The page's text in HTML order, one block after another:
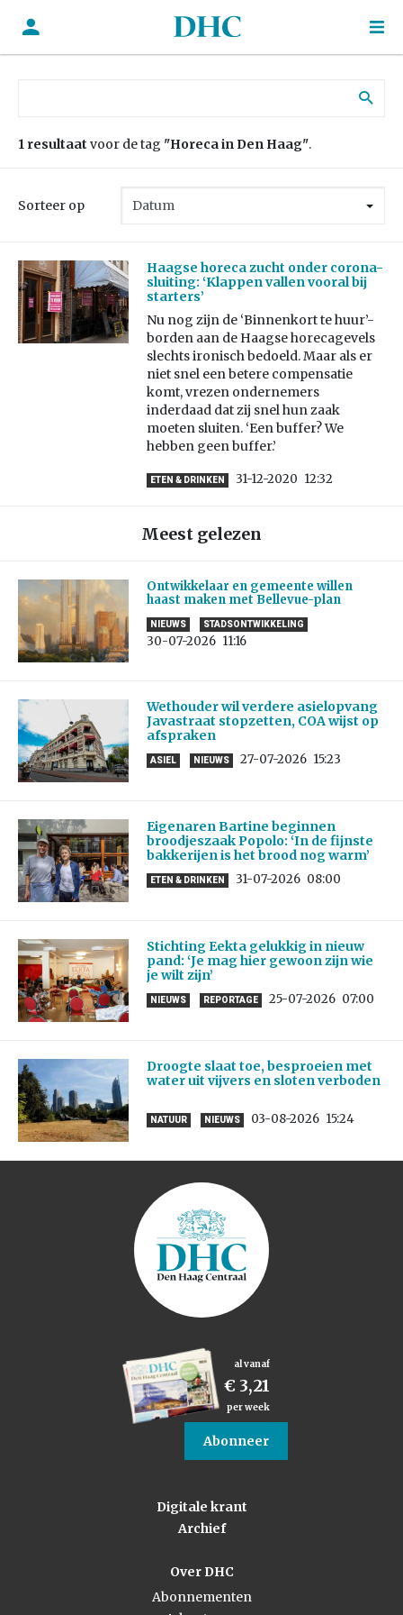
1 resultaat voor de tag "Horeca in Den Haag".
Sorteer op
Haagse horeca zucht onder corona-
sluiting: ‘Klappen vallen vooral bij
starters’
Nu nog zijn de ‘Binnenkort te huur’-
borden aan de Haagse horecagevels
slechts ironisch bedoeld. Maar als er
niet snel een betere compensatie
komt, vrezen ondernemers
inderdaad dat zij snel hun zaak
moeten sluiten. ‘Een buffer? We
hebben geen buffer.’
ETEN & DRINKEN 31-12-2020 12:32
Meest gelezen
Ontwikkelaar en gemeente willen
haast maken met Bellevue-plan
NIEUWS STADSONTWIKKELING
30-07-2026 11:16
Wethouder wil verdere asielopvang
Javastraat stopzetten, COA wijst op
afspraken
ASIEL NIEUWS 27-07-2026 15:23
Eigenaren Bartine beginnen
broodjeszaak Popolo: ‘In de fijnste
bakkerijen is het brood nog warm’
ETEN & DRINKEN 31-07-2026 08:00
Stichting Eekta gelukkig in nieuw
pand: ‘Je mag hier gewoon zijn wie
je wilt zijn’
NIEUWS REPORTAGE 25-07-2026 07:00
Droogte slaat toe, besproeien met
water uit vijvers en sloten verboden
NATUUR NIEUWS 03-08-2026 15:24
al vanaf
€ 3,21
per week
Abonneer
Digitale krant
Archief
Over DHC
Abonnementen